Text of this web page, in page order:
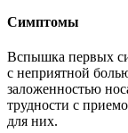
Симптомы
Вспышка первых
с неприятной
заложенностью
трудности с
для них.